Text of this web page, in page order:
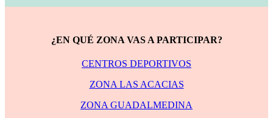
¿EN QUÉ ZONA VAS A PARTICIPAR?
CENTROS DEPORTIVOS
ZONA LAS ACACIAS
ZONA GUADALMEDINA